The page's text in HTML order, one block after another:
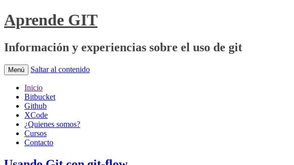
Aprende GIT
Información y experiencias sobre el uso de git
Menú Saltar al contenido
Inicio
Bitbucket
Github
XCode
¿Quienes somos?
Cursos
Contacto